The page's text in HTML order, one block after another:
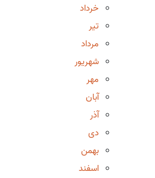
خرداد
تیر
مرداد
شهریور
مهر
آبان
آذر
دی
بهمن
اسفند